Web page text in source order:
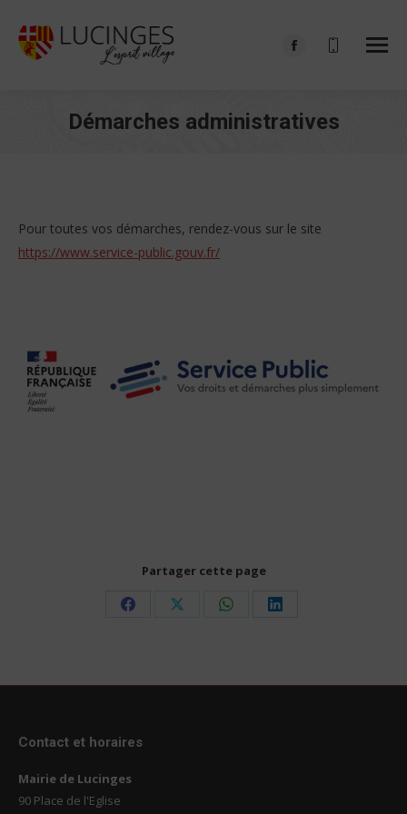
Facebook
in
Démarches administratives
Pour toutes vos démarches, rendez-vous sur le site
https://www.service-public.gouv.fr/
Partager cette page
Share
Share
Share
Share
Contact et horaires
Mairie de Lucinges
90 Place de l'Eglise